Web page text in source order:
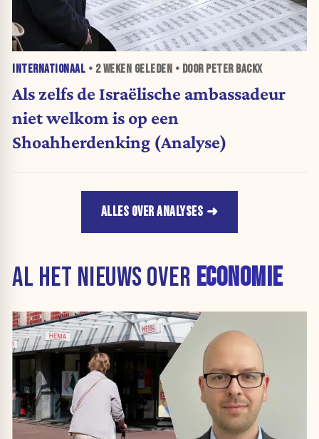
INTERNATIONAAL • 2 WEKEN GELEDEN • DOOR PETER BACKX
Als zelfs de Israëlische ambassadeur
niet welkom is op een
Shoahherdenking (Analyse)
ALLES OVER ANALYSES
AL HET NIEUWS OVER ECONOMIE